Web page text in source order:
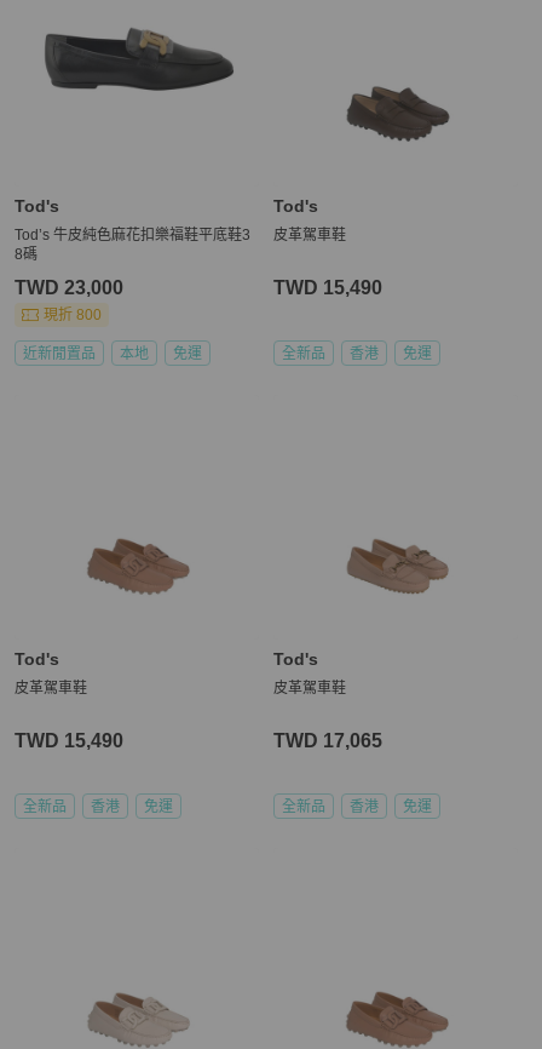
Tod's
Tod’s 牛皮純色麻花扣樂福鞋平底鞋3
8碼
TWD 23,000
現折 800
近新閒置品 本地 免運
Tod's
皮革駕車鞋
TWD 15,490
全新品 香港 免運
Tod's
皮革駕車鞋
TWD 15,490
全新品 香港 免運
Tod's
皮革駕車鞋
TWD 17,065
全新品 香港 免運